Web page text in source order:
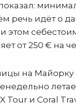
речь идёт о
этом
от 250 € на
на
Tour и Coral